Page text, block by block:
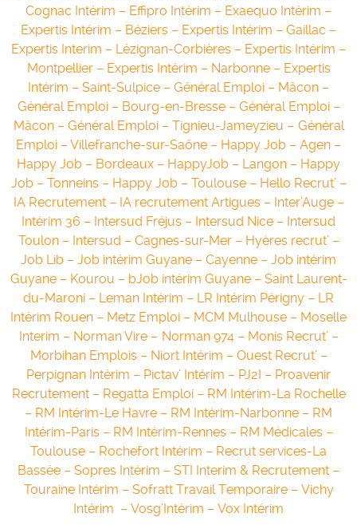
Cognac Intérim – Effipro Intérim – Exaequo Intérim –
Expertis Intérim – Béziers – Expertis Intérim – Gaillac –
Expertis Interim – Lézignan-Corbières – Expertis Intérim –
Montpellier – Expertis Intérim – Narbonne – Expertis
Intérim – Saint-Sulpice – Général Emploi – Mâcon –
Général Emploi – Bourg-en-Bresse – Général Emploi –
Mâcon – Général Emploi – Tignieu-Jameyzieu – Général
Emploi – Villefranche-sur-Saône – Happy Job – Agen –
Happy Job – Bordeaux – HappyJob – Langon – Happy
Job – Tonneins – Happy Job – Toulouse – Hello Recrut’ –
IA Recrutement – IA recrutement Artigues – Inter’Auge –
Intérim 36 – Intersud Fréjus – Intersud Nice – Intersud
Toulon – Intersud – Cagnes-sur-Mer – Hyères recrut’ –
Job Lib – Job intérim Guyane – Cayenne – Job intérim
Guyane – Kourou – bJob intérim Guyane – Saint Laurent-
du-Maroni – Leman Intérim – LR Intérim Périgny – LR
Intérim Rouen – Metz Emploi – MCM Mulhouse – Moselle
Interim – Norman Vire – Norman 974 – Monis Recrut’ –
Morbihan Emplois – Niort Intérim – Ouest Recrut’ –
Perpignan Intérim – Pictav’ Intérim – PJ2I – Proavenir
Recrutement – Regatta Emploi – RM Intérim-La Rochelle
– RM Intérim-Le Havre – RM Intérim-Narbonne – RM
Intérim-Paris – RM Intérim-Rennes – RM Médicales –
Toulouse – Rochefort Intérim – Recrut services-La
Bassée – Sopres Intérim – STI Interim & Recrutement –
Touraine Intérim – Sofratt Travail Temporaire – Vichy
Intérim – Vosg’Intérim – Vox Intérim